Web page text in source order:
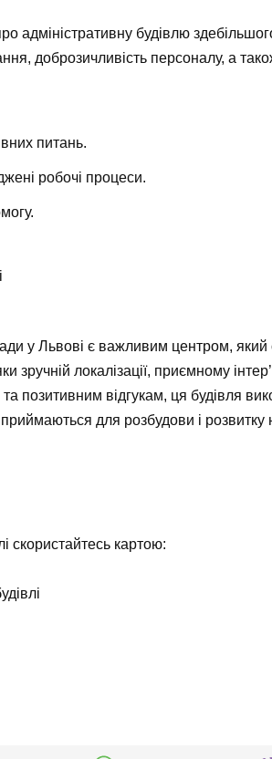
адміністративну будівлю
доброзичливість персоналу, а
питань.
робочі процеси.
у Львові є важливим центром, який
локалізації, приємному
позитивним відгукам, ця будівля
для розбудови і
скористайтесь картою: